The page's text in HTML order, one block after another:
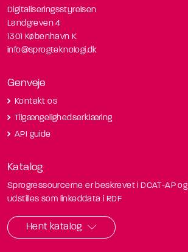
Digitaliseringsstyrelsen
Landgreven 4
1301 København K
info@sprogteknologi.dk
Genveje
Kontakt os
Tilgængelighedserklæring
API guide
Katalog
Sprogressourcerne er beskrevet i DCAT-AP og
udstilles som linkeddata i RDF
Hent katalog